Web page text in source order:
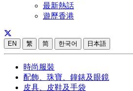
最新熱話
遊歷香港
EN 繁 简 한국어 日本語
時尚服裝
配飾、珠寶、鐘錶及眼鏡
皮具、皮鞋及手袋